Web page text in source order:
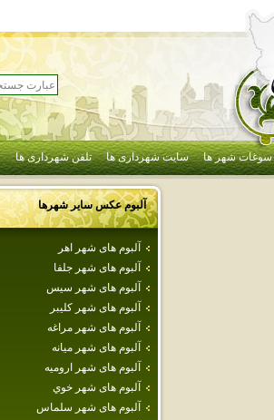
سوغات شهر ها سایت شهرداری ها تلفن شهرداری ها
آلبوم عکس سایر شهرها
آلبوم های شهر اهر
آلبوم های شهر جلفا
آلبوم های شهر سيس
آلبوم های شهر كليبر
آلبوم های شهر مراغه
آلبوم های شهر ميانه
آلبوم های شهر اروميه
آلبوم های شهر خوي
آلبوم های شهر سلماس